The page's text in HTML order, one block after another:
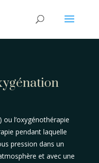
ou l’oxygénothérapie
pendant laquelle
pression dans un
et avec une